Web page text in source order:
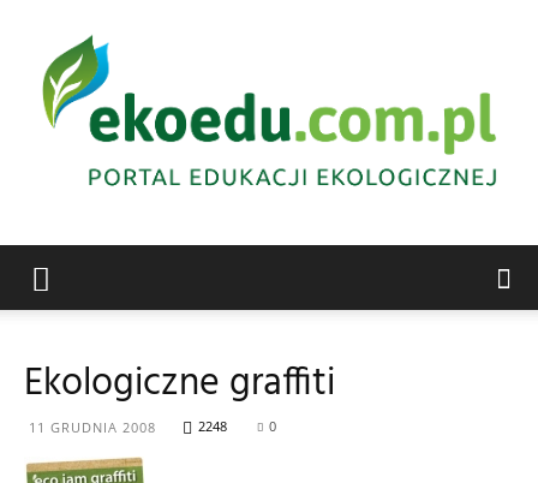
Ekologiczne graffiti
11 GRUDNIA 2008 2248 0